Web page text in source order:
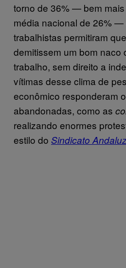
torno de 36% — bem
média nacional de 26% —
trabalhistas permitiram
demitissem um bom naco
trabalho, sem direito a
vítimas desse clima de
econômico responderam
abandonadas, como as
realizando enormes
estilo do Sindicato